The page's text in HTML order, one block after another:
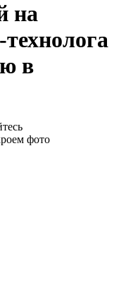
на
в
фото